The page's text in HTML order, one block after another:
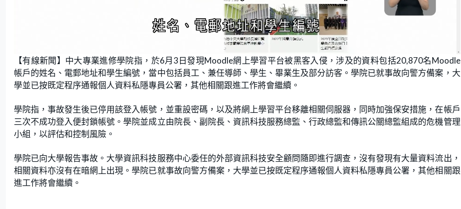
m
u
t
e
a
d
e
d
6
0
%
【有線新聞】中大專業進修學院指，於6月3日發現Moodle網上學習平台被黑客入侵，涉及的資料包括20,870名Moodle
帳戶的姓名、電郵地址和學生編號，當中包括員工、兼任導師、學生、畢業生及部分訪客。學院已就事故向警方備案，大
學並已按既定程序通報個人資料私隱專員公署，其他相關跟進工作將會繼續。
學院指，事故發生後已停用該登入帳號，並重設密碼，以及將網上學習平台移離相關伺服器，同時加強保安措施，在帳戶
三次不成功登入便封鎖帳號。學院並成立由院長、副院長、資訊科技服務總監、行政總監和傳訊公關總監組成的危機管理
小組，以評估和控制風險。
學院已向大學報告事故。大學資訊科技服務中心委任的外部資訊科技安全顧問隨即進行調查，沒有發現有大量資料流出，
相關資料亦沒有在暗網上出現。學院已就事故向警方備案，大學並已按既定程序通報個人資料私隱專員公署，其他相關跟
進工作將會繼續。